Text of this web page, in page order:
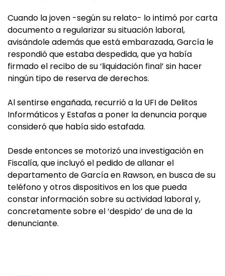
Cuando la joven -según su relato- lo intimó por carta
documento a regularizar su situación laboral,
avisándole además que está embarazada, García le
respondió que estaba despedida, que ya había
firmado el recibo de su ‘liquidación final’ sin hacer
ningún tipo de reserva de derechos.
Al sentirse engañada, recurrió a la UFI de Delitos
Informáticos y Estafas a poner la denuncia porque
consideró que había sido estafada.
Desde entonces se motorizó una investigación en
Fiscalía, que incluyó el pedido de allanar el
departamento de García en Rawson, en busca de su
teléfono y otros dispositivos en los que pueda
constar información sobre su actividad laboral y,
concretamente sobre el ‘despido’ de una de la
denunciante.